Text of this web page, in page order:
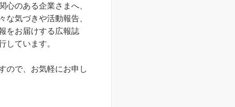
心のある企業さまへ、
な気づきや活動報告、
をお届けする広報誌
しています。
ので、お気軽にお申し